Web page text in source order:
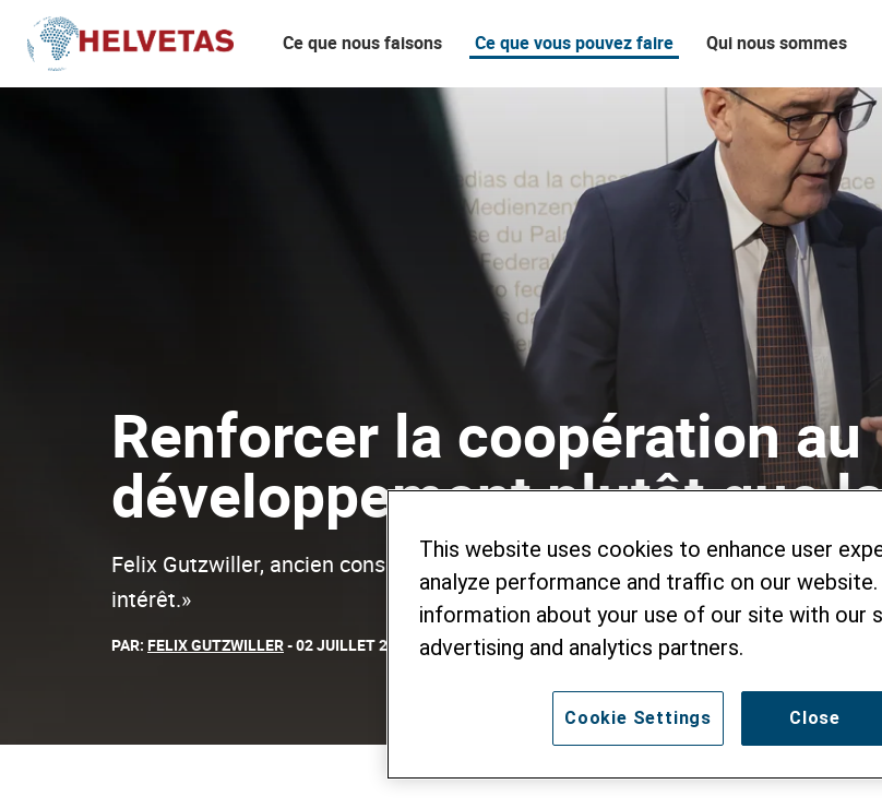
Ce que nous faisons Ce que vous pouvez faire Qui nous sommes
Renforcer la coopération au développement plutôt que la réduire
Renforcer la coopération au
développement plutôt que
Felix Gutzwiller, ancien conseiller aux États PLR: «C’est dans notre propre
intérêt.»
PAR: FELIX GUTZWILLER- 02 JUILLET 2026
This website uses cookies to enhance user
analyze performance and traffic on our website.
information about your use of our site with our
advertising and analytics partners.
Close
Cookie Settings